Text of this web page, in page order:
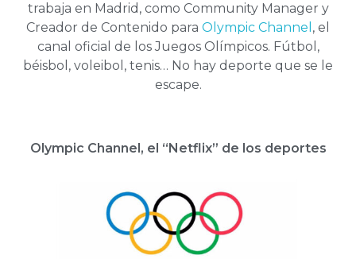
trabaja en Madrid, como Community Manager y
Creador de Contenido para Olympic Channel , el
canal oficial de los Juegos Olímpicos. Fútbol,
béisbol, voleibol, tenis… No hay deporte que se le
escape.
Olympic Channel, el “Netflix” de los deportes